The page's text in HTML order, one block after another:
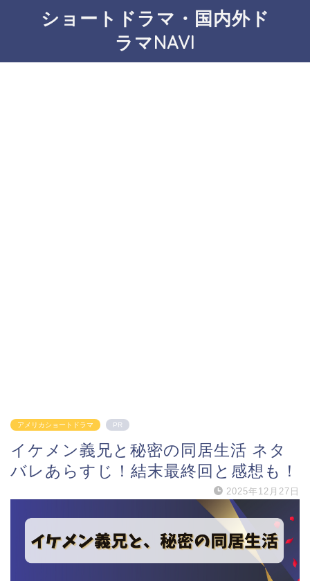
ショートドラマ・国内外ド
ラマNAVI
アメリカショートドラマ PR
イケメン義兄と秘密の同居生活 ネタ
バレあらすじ！結末最終回と感想も！
2025年12月27日